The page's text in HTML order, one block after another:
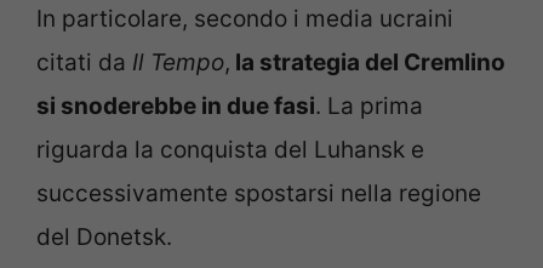
In particolare, secondo i media ucraini
citati da Il Tempo, la strategia del Cremlino
si snoderebbe in due fasi. La prima
riguarda la conquista del Luhansk e
successivamente spostarsi nella regione
del Donetsk.